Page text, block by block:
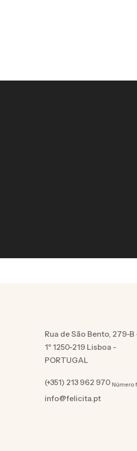
Rua de São Bento, 279-B
1º 1250-219 Lisboa -
PORTUGAL
(+351) 213 962 970Número
info@felicita.pt